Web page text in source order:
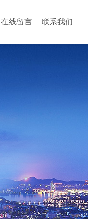
在线留言 联系我们